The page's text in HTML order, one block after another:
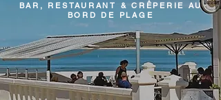
BAR, RESTAURANT & CRÊPERIE AU
BORD DE PLAGE